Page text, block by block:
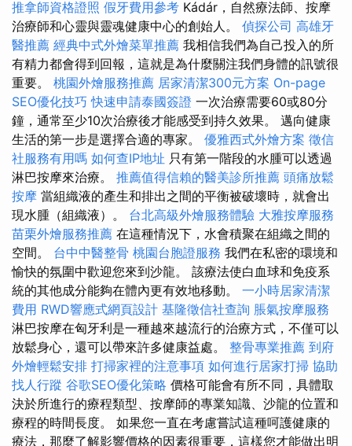
推拿師資格證照 假牙費用參考 Kádár，自然療法師、按摩
治療師和心靈與靈魂健康中心的創始人。 偵探公司 高雄牙
醫推薦 經典中式外燴菜單推薦 我相信我們為自己投入的所
有精力都會得到回報，這就是為什麼關注我們身體的訊號很
重要。 桃園外燴服務推薦 居家清潔300元方案 On-page
SEO優化技巧 快速申請泰國簽證 一次治療需要60或80分
鐘，通常至少10次治療後才能感受到持久效果。 邁向健康
生活的第一步是選擇合適的專家。 優雅西式外燴方案 徵信
社服務有用嗎 如何查IP地址 只有第一階段的水腫可以透過
淋巴按摩來治療。 推薦值得信賴的醫美診所推薦 頭痛放鬆
按摩 當組織液的產生和排出之間的平衡被破壞時，就會出
現水腫（組織液）。 台北高級外燴服務體驗 大雅按摩服務
苗栗外燴服務推薦 在這種情況下，水會積聚在組織之間的
空間。 台中中醫整骨 桃園台胞證服務 我們在私密的環境和
愉快的氛圍中歡迎您來到沙龍。 該療法使白血球和免疫系
統的其他成分能夠在體內更有效地移動。 一小時居家清潔
費用 RWD響應式網頁設計 基隆徵信社查詢 脹氣按摩服務
淋巴按摩在匈牙利是一種越來越流行的治療方式，不僅可以
放鬆身心，還可以帶來許多健康益處。 整骨專業推薦 到府
外燴輕鬆安排 打掃家裡的注意事項 如何進行居家打掃 協助
找人行蹤 谷歌SEO優化策略 價格可能會有所不同，具體取
決於所進行的療程類型、按摩師的專業知識、沙龍的位置和
療程的時間長度。 如果您一直在考慮嘗試這種呵護健康的
療法，那麼了解影響價格的因素很重要，這樣您才能做出明